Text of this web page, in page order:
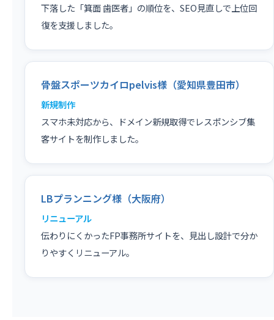
下落した「箕面 歯医者」の順位を、SEO見直しで上位回
復を支援しました。
骨盤スポーツカイロpelvis様（愛知県豊田市）
新規制作
スマホ未対応から、ドメイン新規取得でレスポンシブ集
客サイトを制作しました。
LBプランニング様（大阪府）
リニューアル
伝わりにくかったFP事務所サイトを、見出し設計で分か
りやすくリニューアル。